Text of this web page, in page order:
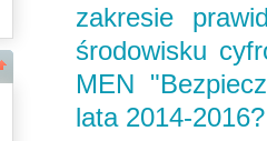
zakresie
środowisku
MEN
lata 2014-2016?